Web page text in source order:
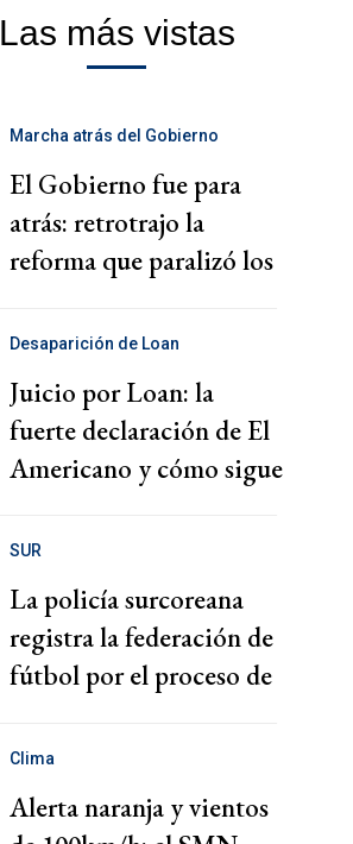
Las más vistas
Marcha atrás del Gobierno
El Gobierno fue para
atrás: retrotrajo la
reforma que paralizó los
Desaparición de Loan
Juicio por Loan: la
fuerte declaración de El
Americano y cómo sigue
SUR
La policía surcoreana
registra la federación de
fútbol por el proceso de
Clima
Alerta naranja y vientos